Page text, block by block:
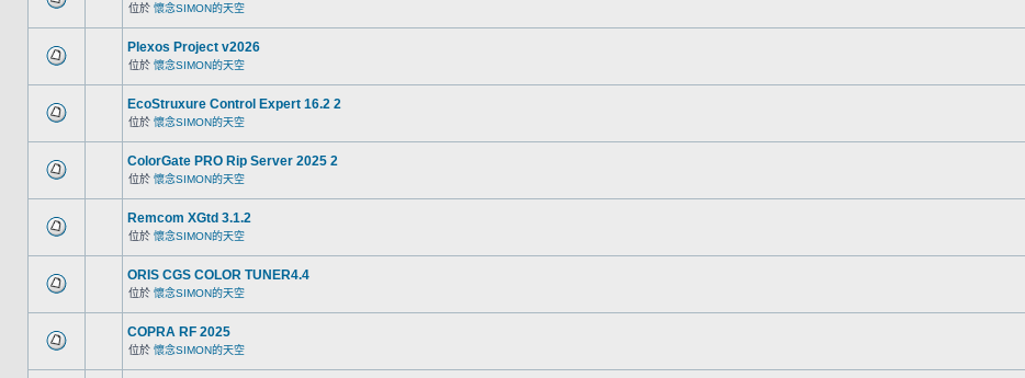
位於 懷念SIMON的天空
Plexos Project v2026
位於 懷念SIMON的天空
EcoStruxure Control Expert 16.2 2
位於 懷念SIMON的天空
ColorGate PRO Rip Server 2025 2
位於 懷念SIMON的天空
Remcom XGtd 3.1.2
位於 懷念SIMON的天空
ORIS CGS COLOR TUNER4.4
位於 懷念SIMON的天空
COPRA RF 2025
位於 懷念SIMON的天空